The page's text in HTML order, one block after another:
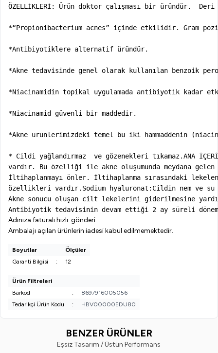
ÖZELLİKLERİ: Ürün doktor çalışması bir üründür.
*“Propionibacterium acnes” içinde etkilidir. Gram
*Antibiyotiklere alternatif üründür.
*Akne tedavisinde genel olarak kullanılan benzoik
*Niacinamidin topikal uygulamada antibiyotik kadar
*Niacinamid güvenli bir maddedir.
*Akne ürünlerimizdeki temel bu iki hammaddenin
* Cildi yağlandırmaz  ve gözenekleri tıkamaz.ANA
vardır. Bu özelliği ile akne oluşumunda meydana
İltihaplanmayı önler. İltihaplanma sırasındaki
özellikleri vardır.Sodium hyaluronat:Cildin nem ve
Akne sonucu oluşan cilt lekelerini giderilmesine
Antibiyotik tedavisinin devam ettiği 2 ay süreli
Adınıza faturalı hızlı gönderi.
Ambalajı açılan ürünlerin iadesi kabul edilmemektedir.
Boyutlar
Ölçüler
Garanti Bilgisi
: 12
Ürün Filtreleri
Barkod
:
8697916005056
Tedarikçi Ürün Kodu
: HBV00000EDU80
BENZER ÜRÜNLER
Eşsiz Tasarım / Üstün Performans